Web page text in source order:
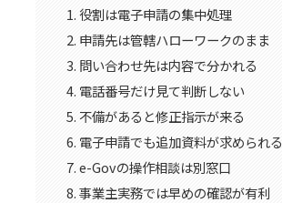
役割は電子申請の集中処理
申請先は管轄ハローワークのまま
問い合わせ先は内容で分かれる
電話番号だけ見て判断しない
不備があると修正指示が来る
電子申請でも追加資料が求められる
e-Govの操作相談は別窓口
事業主実務では早めの確認が有利